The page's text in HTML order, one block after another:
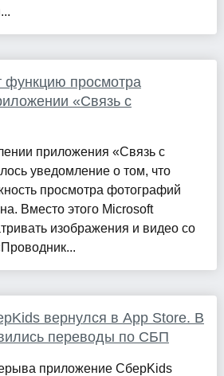
функцию просмотра
«Связь с
приложения «Связь с
уведомление о том, что
просмотра фотографий
Вместо этого Microsoft
изображения и видео со
вернулся в App Store. В
переводы по СБП
приложение СберKids